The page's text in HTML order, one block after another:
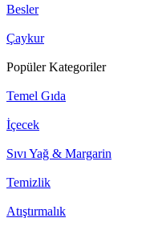
Besler
Çaykur
Popüler Kategoriler
Temel Gıda
İçecek
Sıvı Yağ & Margarin
Temizlik
Atıştırmalık